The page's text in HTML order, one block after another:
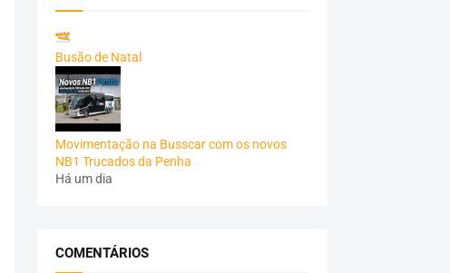
Busão de Natal
Movimentação na Busscar com os novos
NB1 Trucados da Penha
Há um dia
COMENTÁRIOS